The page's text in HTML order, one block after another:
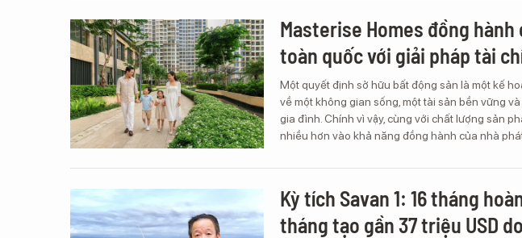
Masterise Homes đồng
toàn quốc với giải pháp tài
Một quyết định sở hữu bất động sản là một kế
về một không gian sống, một tài sản bền vững
gia đình. Chính vì vậy, cùng với chất lượng sản
nhiều hơn vào khả năng đồng hành của nhà
Kỳ tích Savan 1: 16 tháng
tháng tạo gần 37 triệu USD